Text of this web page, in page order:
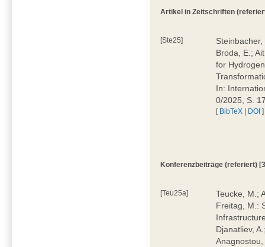
Artikel in Zeitschriften
[Ste25]
Broda, E.;
for
In:
0/2025, S.
[ BibTeX | DOI ]
Konferenzbeiträge (referiert)
[Teu25a]
Teucke, M.;
Freitag, M.:
Djanatliev,